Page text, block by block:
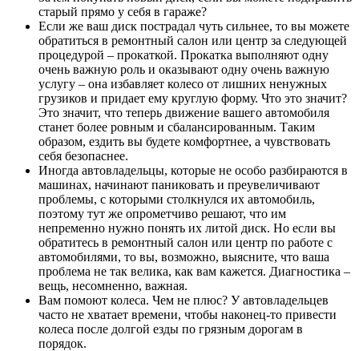
старый прямо у себя в гараже?
Если же ваш диск пострадал чуть сильнее, то вы можете
обратиться в ремонтный салон или центр за следующей
процедурой – прокаткой. Прокатка выполняют одну
очень важную роль и оказывают одну очень важную
услугу – она избавляет колесо от лишних ненужных
грузиков и придает ему круглую форму. Что это значит?
Это значит, что теперь движение вашего автомобиля
станет более ровным и сбалансированным. Таким
образом, ездить вы будете комфортнее, а чувствовать
себя безопаснее.
Иногда автовладельцы, которые не особо разбираются в
машинах, начинают паниковать и преувеличивают
проблемы, с которыми столкнулся их автомобиль,
поэтому тут же опрометчиво решают, что им
непременно нужно понять их литой диск. Но если вы
обратитесь в ремонтный салон или центр по работе с
автомобилями, то вы, возможно, выясните, что ваша
проблема не так велика, как вам кажется. Диагностика –
вещь, несомненно, важная.
Вам помоют колеса. Чем не плюс? У автовладельцев
часто не хватает времени, чтобы наконец-то привести
колеса после долгой езды по грязным дорогам в
порядок.